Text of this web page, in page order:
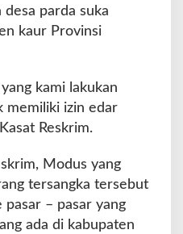
parda suka
kaur Provinsi
kami lakukan
memiliki izin edar
Reskrim.
Modus yang
tersangka tersebut
pasar – pasar yang
ada di kabupaten